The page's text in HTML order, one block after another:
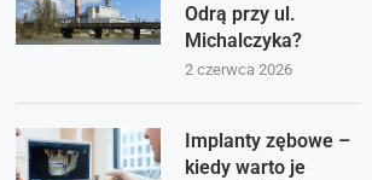
Odrą przy ul.
Michalczyka?
2 czerwca 2026
Implanty zębowe –
kiedy warto je